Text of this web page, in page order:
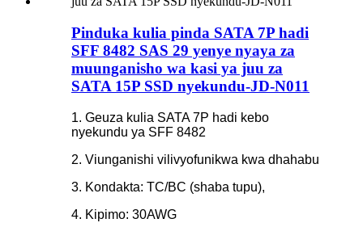
Pinduka kulia pinda SATA 7P hadi
SFF 8482 SAS 29 yenye nyaya za
muunganisho wa kasi ya juu za
SATA 15P SSD nyekundu-JD-N011
1. Geuza kulia SATA 7P hadi kebo
nyekundu ya SFF 8482
2. Viunganishi vilivyofunikwa kwa dhahabu
3. Kondakta: TC/BC (shaba tupu),
4. Kipimo: 30AWG